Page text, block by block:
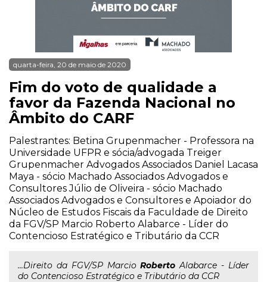
quarta-feira, 20 de maio de 2020
Fim do voto de qualidade a
favor da Fazenda Nacional no
Âmbito do CARF
Palestrantes: Betina Grupenmacher - Professora na
Universidade UFPR e sócia/advogada Treiger
Grupenmacher Advogados Associados Daniel Lacasa
Maya - sócio Machado Associados Advogados e
Consultores Júlio de Oliveira - sócio Machado
Associados Advogados e Consultores e Apoiador do
Núcleo de Estudos Fiscais da Faculdade de Direito
da FGV/SP Marcio Roberto Alabarce - Líder do
Contencioso Estratégico e Tributário da CCR
...Direito da FGV/SP MarcioRoberto Alabarce - Líder
do Contencioso Estratégico e Tributário da CCR